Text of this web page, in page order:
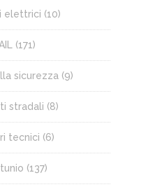
elettrici (10)
(171)
sicurezza(9)
stradali (8)
tecnici (6)
(137)